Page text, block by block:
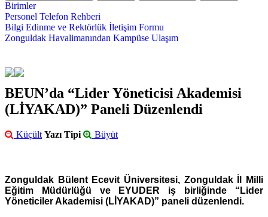
Birimler
Personel Telefon Rehberi
Bilgi Edinme ve Rektörlük İletişim Formu
Zonguldak Havalimanından Kampüse Ulaşım
BEUN’da “Lider Yöneticisi Akademisi
(LİYAKAD)” Paneli Düzenlendi
Küçült Yazı Tipi Büyüt
Zonguldak Bülent Ecevit Üniversitesi, Zonguldak İl Milli
Eğitim Müdürlüğü ve EYUDER iş birliğinde “Lider
Yöneticiler Akademisi (LİYAKAD)” paneli düzenlendi.